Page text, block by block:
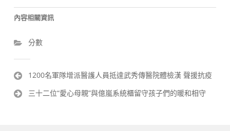
內容相關資訊
分數
文
導
1200名軍隊增派醫護人員抵達武秀傳醫院體檢漢 聲援抗疫
三十二位“愛心母親”與億嵐系統櫃留守孩子們的暖和相守